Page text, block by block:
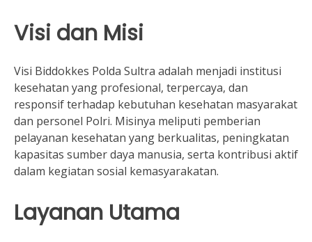
Visi dan Misi
Visi Biddokkes Polda Sultra adalah menjadi institusi
kesehatan yang profesional, terpercaya, dan
responsif terhadap kebutuhan kesehatan masyarakat
dan personel Polri. Misinya meliputi pemberian
pelayanan kesehatan yang berkualitas, peningkatan
kapasitas sumber daya manusia, serta kontribusi aktif
dalam kegiatan sosial kemasyarakatan.
Layanan Utama